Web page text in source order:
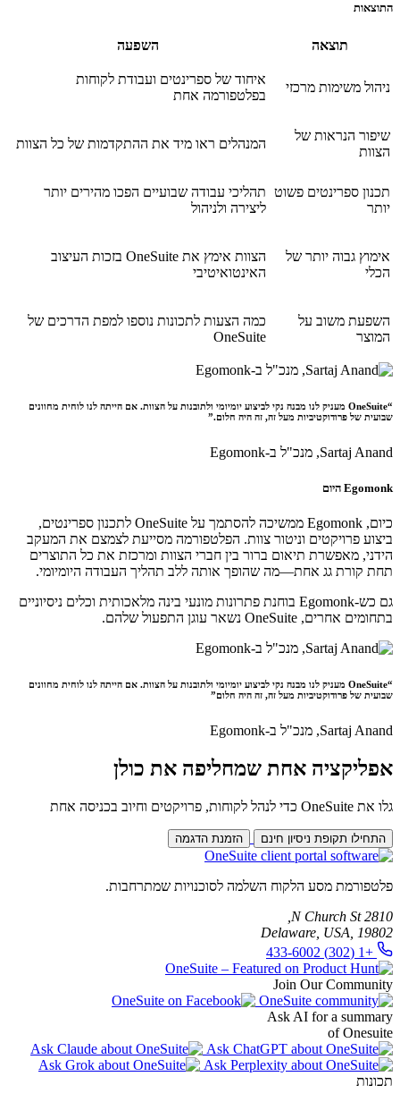
התוצאות
תוצאה השפעה
ניהול משימות מרכזי
איחוד של ספרינטים ועבודת לקוחות
בפלטפורמה אחת
שיפור הנראות של
הצוות
המנהלים ראו מיד את ההתקדמות של כל הצוות
תכנון ספרינטים פשוט
יותר
תהליכי עבודה שבועיים הפכו מהירים יותר
ליצירה ולניהול
אימוץ גבוה יותר של
הכלי
הצוות אימץ את OneSuite בזכות העיצוב
האינטואיטיבי
השפעת משוב על
המוצר
כמה הצעות לתכונות נוספו למפת הדרכים של
OneSuite
“OneSuite מעניק לנו מבנה נקי לביצוע יומיומי ולתובנות על הצוות. אם הייתה לנו לוחית מחוונים
שבועית של פרודוקטיביות מעל זה, זה היה חלום.”
Sartaj Anand, מנכ"ל ב-Egomonk
Egomonk היום
כיום, Egomonk ממשיכה להסתמך על OneSuite לתכנון ספרינטים,
ביצוע פרויקטים וניטור צוות. הפלטפורמה מסייעת לצמצם את המעקב
הידני, מאפשרת תיאום ברור בין חברי הצוות ומרכזת את כל התוצרים
תחת קורת גג אחת—מה שהופך אותה ללב תהליך העבודה היומיומי.
גם כש-Egomonk בוחנת פתרונות מונעי בינה מלאכותית וכלים ניסיוניים
בתחומים אחרים, OneSuite נשאר עוגן התפעול שלהם.
“OneSuite מעניק לנו מבנה נקי לביצוע יומיומי ולתובנות על הצוות. אם הייתה לנו לוחית מחוונים
שבועית של פרודוקטיביות מעל זה, זה היה חלום”
Sartaj Anand, מנכ"ל ב-Egomonk
אפליקציה אחת שמחליפה את כולן
גלו את OneSuite כדי לנהל לקוחות, פרויקטים וחיוב בכניסה אחת
התחילו תקופת ניסיון חינם הזמנת הדגמה
פלטפורמת מסע הלקוח השלמה לסוכנויות שמתרחבות.
2810 N Church St,
Delaware, USA, 19802
+1 (302) 433-6002
Join Our Community
Ask AI for a summary
of Onesuite
תכונות